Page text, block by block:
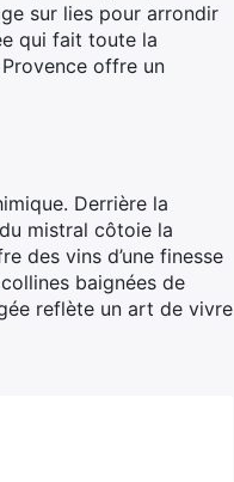
sur lies pour arrondir
qui fait toute la
offre un
Derrière la
mistral côtoie la
des vins d’une finesse
baignées de
reflète un art de vivre